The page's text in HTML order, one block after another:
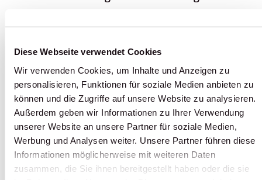
Diese Webseite verwendet Cookies
Wir verwenden Cookies, um Inhalte und Anzeigen zu
personalisieren, Funktionen für soziale Medien anbieten zu
können und die Zugriffe auf unsere Website zu analysieren.
Außerdem geben wir Informationen zu Ihrer Verwendung
unserer Website an unsere Partner für soziale Medien,
Werbung und Analysen weiter. Unsere Partner führen diese
Informationen möglicherweise mit weiteren Daten
zusammen, die Sie ihnen bereitgestellt haben oder die sie
wird empfohlen sofern keine Private
vorhanden ist
Dossierpaschale CHF 60.--
Krankenversicherungen.